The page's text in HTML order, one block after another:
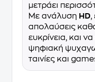
μετράει
Με ανάλυση HD,
απολαύσεις
ευκρίνεια, και
ψηφιακή
ταινίες και